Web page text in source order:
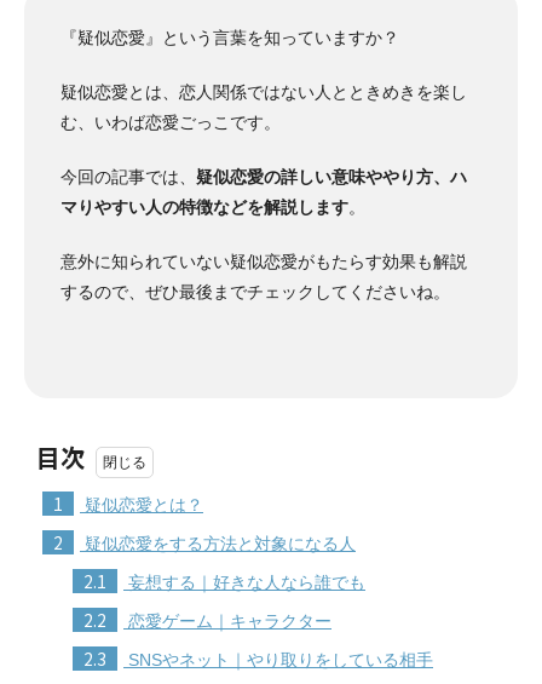
『疑似恋愛』という言葉を知っていますか？
疑似恋愛とは、恋人関係ではない人とときめきを楽し
む、いわば恋愛ごっこです。
今回の記事では、 疑似恋愛の詳しい意味ややり方、ハ
マりやすい人の特徴などを解説します。
意外に知られていない疑似恋愛がもたらす効果も解説
するので、ぜひ最後までチェックしてくださいね。
目次
1 疑似恋愛とは？
2 疑似恋愛をする方法と対象になる人
2.1 妄想する｜好きな人なら誰でも
2.2 恋愛ゲーム｜キャラクター
2.3 SNSやネット｜やり取りをしている相手